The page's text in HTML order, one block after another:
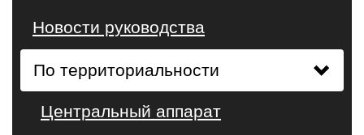
Новости руководства
По территориальности
Центральный аппарат